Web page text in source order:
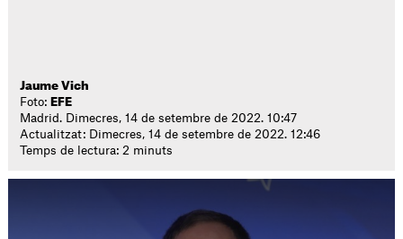
Jaume Vich
Foto: EFE
Madrid. Dimecres, 14 de setembre de 2022. 10:47
Actualitzat: Dimecres, 14 de setembre de 2022. 12:46
Temps de lectura: 2 minuts